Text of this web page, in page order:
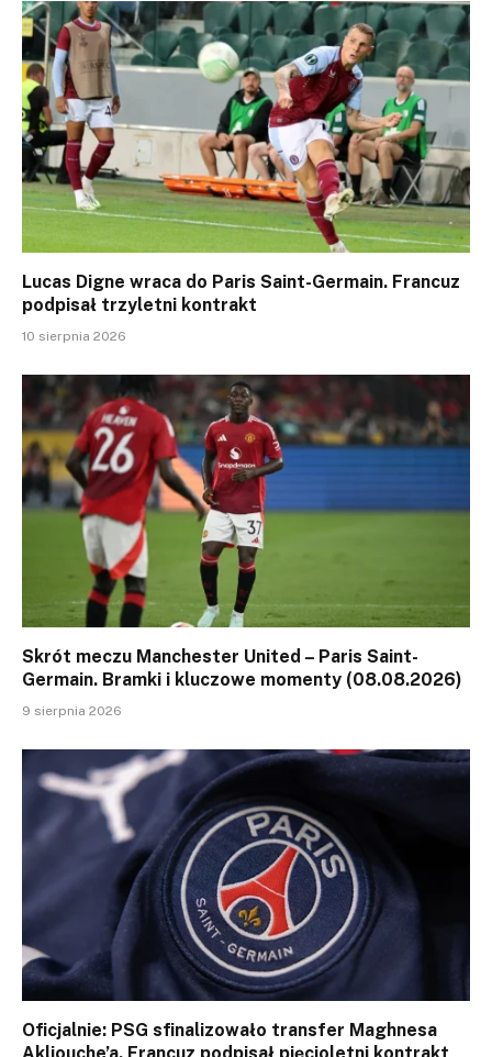
Lucas Digne wraca do Paris Saint-Germain. Francuz
podpisał trzyletni kontrakt
10 sierpnia 2026
Skrót meczu Manchester United – Paris Saint-
Germain. Bramki i kluczowe momenty (08.08.2026)
9 sierpnia 2026
Oficjalnie: PSG sfinalizowało transfer Maghnesa